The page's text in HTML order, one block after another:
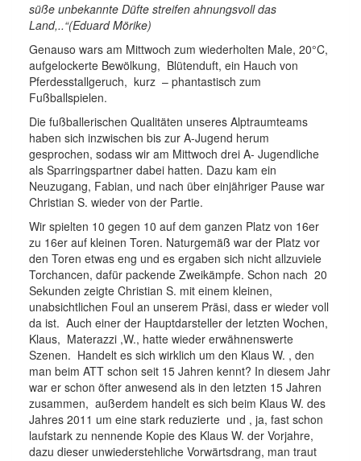
süße unbekannte Düfte streifen ahnungsvoll das
Land,..“(Eduard Mörike)
Genauso wars am Mittwoch zum wiederholten Male, 20°C,
aufgelockerte Bewölkung, Blütenduft, ein Hauch von
Pferdesstallgeruch, kurz – phantastisch zum
Fußballspielen.
Die fußballerischen Qualitäten unseres Alptraumteams
haben sich inzwischen bis zur A-Jugend herum
gesprochen, sodass wir am Mittwoch drei A- Jugendliche
als Sparringspartner dabei hatten. Dazu kam ein
Neuzugang, Fabian, und nach über einjähriger Pause war
Christian S. wieder von der Partie.
Wir spielten 10 gegen 10 auf dem ganzen Platz von 16er
zu 16er auf kleinen Toren. Naturgemäß war der Platz vor
den Toren etwas eng und es ergaben sich nicht allzuviele
Torchancen, dafür packende Zweikämpfe. Schon nach 20
Sekunden zeigte Christian S. mit einem kleinen,
unabsichtlichen Foul an unserem Präsi, dass er wieder voll
da ist. Auch einer der Hauptdarsteller der letzten Wochen,
Klaus, Materazzi ,W., hatte wieder erwähnenswerte
Szenen. Handelt es sich wirklich um den Klaus W. , den
man beim ATT schon seit 15 Jahren kennt? In diesem Jahr
war er schon öfter anwesend als in den letzten 15 Jahren
zusammen, außerdem handelt es sich beim Klaus W. des
Jahres 2011 um eine stark reduzierte und , ja, fast schon
laufstark zu nennende Kopie des Klaus W. der Vorjahre,
dazu dieser unwiederstehliche Vorwärtsdrang, man traut